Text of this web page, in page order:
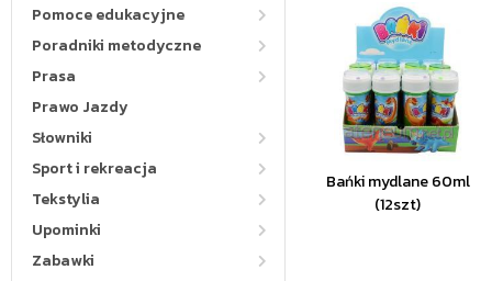
Pomoce edukacyjne
Poradniki metodyczne
Prasa
Prawo Jazdy
Słowniki
Sport i rekreacja
Tekstylia
Upominki
Zabawki
Bańki mydlane 60ml
(12szt)